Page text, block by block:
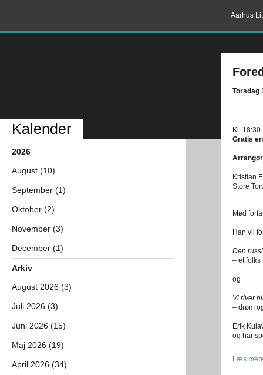
Aarhus
Torsdag
Kl. 18:30
Gratis
Kristian
Store
Mød
Han vil
Den
– et folks
og
Vi river
– drøm
Erik
og har
Læs
Kalender
2026
August (10)
September (1)
Oktober (2)
November (3)
December (1)
Arkiv
August 2026 (3)
Juli 2026 (3)
Juni 2026 (15)
Maj 2026 (19)
April 2026 (34)